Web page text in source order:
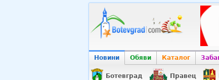
Новини Обяви Каталог
Ботевград Правец